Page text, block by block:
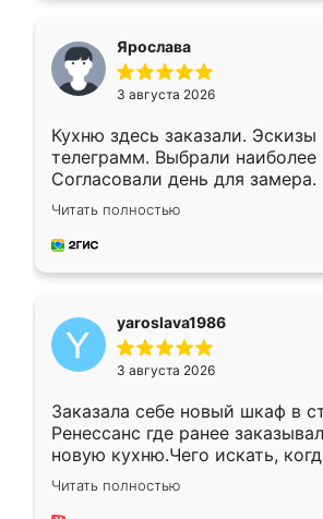
Ярослава
3 августа 2026
Кухню здесь заказали. Эскизы
телеграмм. Выбрали
Согласовали день для замера.
недели кухня была уже готова.
довольны работой. Спасибо
мебель за качественную работу!
Читать полностью
yaroslava1986
3 августа 2026
Заказала себе новый шкаф в
Ренессанс где ранее
новую кухню.Чего искать,
вполне довольна. Служит
два года, нареканий нет.
Читать полностью